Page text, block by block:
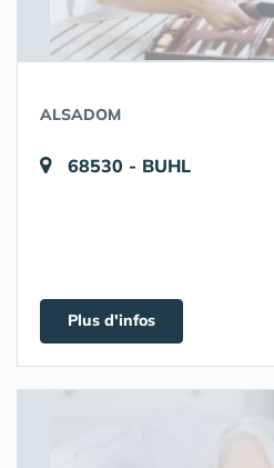
ALSADOM
68530 - BUHL
Plus d'infos